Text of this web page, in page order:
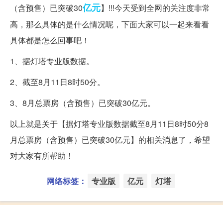
（含预售）已突破30亿元】!!!今天受到全网的关注度非常
高，那么具体的是什么情况呢，下面大家可以一起来看看
具体都是怎么回事吧！
1、据灯塔专业版数据。
2、截至8月11日8时50分。
3、8月总票房（含预售）已突破30亿元。
以上就是关于【据灯塔专业版数据截至8月11日8时50分8
月总票房（含预售）已突破30亿元】的相关消息了，希望
对大家有所帮助！
网络标签： 专业版 亿元 灯塔